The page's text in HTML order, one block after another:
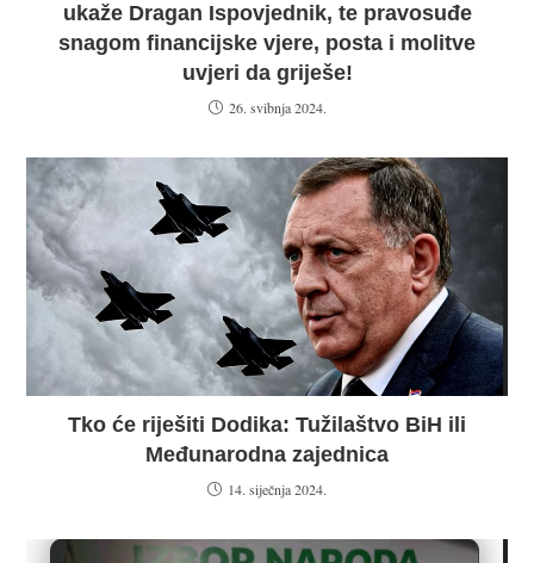
ukaže Dragan Ispovjednik, te pravosuđe
snagom financijske vjere, posta i molitve
uvjeri da griješe!
26. svibnja 2024.
Tko će riješiti Dodika: Tužilaštvo BiH ili
Međunarodna zajednica
14. siječnja 2024.